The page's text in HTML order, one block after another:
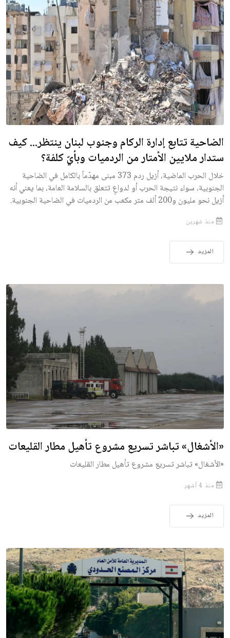
الضاحية تتابع إدارة الركام وجنوب لبنان ينتظر... كيف
ستدار ملايين الأمتار من الردميات وبأيّ كلفة؟
خلال الحرب الماضية، أزيل ردم 373 مبنى مهدّماً بالكامل في الضاحية
الجنوبية، سواء نتيجة الحرب أو لدواعٍ تتعلق بالسلامة العامة، بما يعني أنه
أزيل نحو مليون و200 ألف متر مكعب من الردميات في الضاحية الجنوبية.
منذ شهرين
المزيد
«الأشغال» تباشر تسريع مشروع تأهيل مطار القليعات
«الأشغال» تباشر تسريع مشروع تأهيل مطار القليعات
منذ 4 أشهر
المزيد